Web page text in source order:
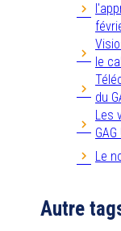
le
du
Les
GAG
Le
Autre